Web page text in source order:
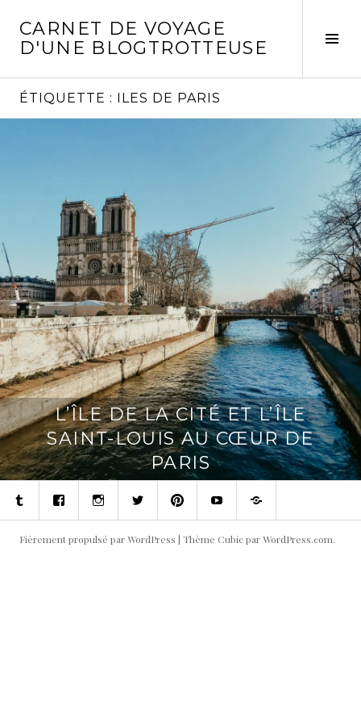
contenu
CARNET DE VOYAGE
D'UNE BLOGTROTTEUSE
ÉTIQUETTE : ILES DE PARIS
L’ÎLE DE LA CITÉ ET L’ÎLE
SAINT-LOUIS AU CŒUR DE
PARIS
TumblrFacebookInstagramTwitterPinterestYoutubeContact
Fièrement propulsé par WordPress | Thème Cubic parWordPress.com.